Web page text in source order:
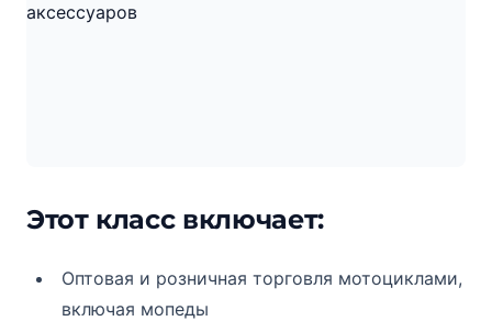
Этот класс включает:
Оптовая и розничная торговля мотоциклами,
включая мопеды